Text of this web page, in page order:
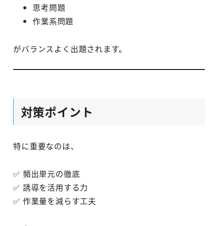
思考問題
作業系問題
がバランスよく出題されます。
対策ポイント
特に重要なのは、
✅ 頻出単元の徹底
✅ 誘導を活用する力
✅ 作業量を減らす工夫